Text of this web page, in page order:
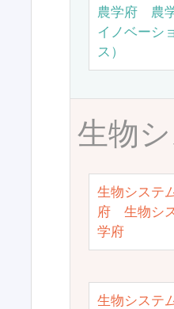
農学府 農
イノベーシ
ス）
生物
生物システ
府 生物シ
学府
生物システ